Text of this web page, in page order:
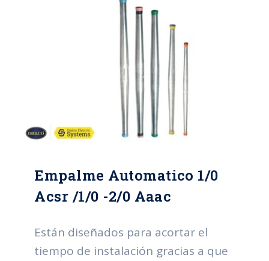
Empalme Automatico 1/0
Acsr /1/0 -2/0 Aaac
Están diseñados para acortar el
tiempo de instalación gracias a que